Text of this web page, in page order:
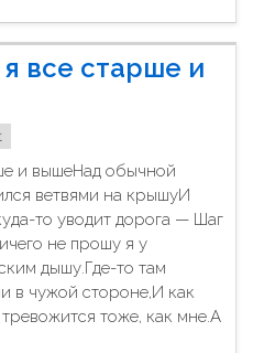
все старше и
и вышеНад обычной
ветвями на крышуИ
то уводит дорога — Шаг
не прошу я у
дышу.Где-то там
в чужой стороне,И как
тоже, как мне.А